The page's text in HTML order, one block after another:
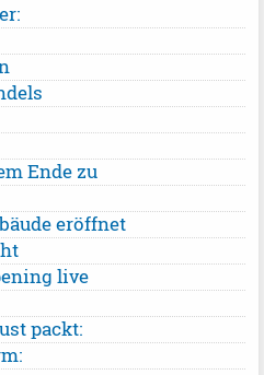
Ende zu
eröffnet
live
packt: